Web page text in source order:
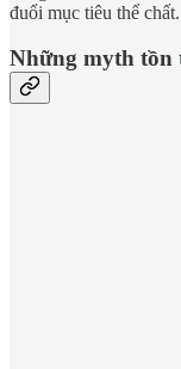
đuổi mục tiêu thể chất.
Những myth tồn